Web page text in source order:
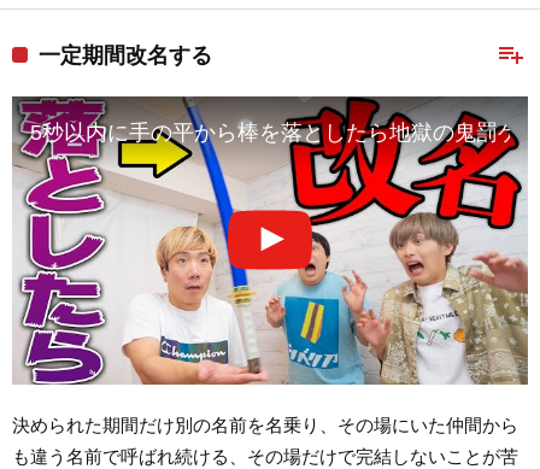
playlist_add
一定期間改名する
5秒以内に手の平から棒を落としたら地獄の鬼罰ゲ
決められた期間だけ別の名前を名乗り、その場にいた仲間から
も違う名前で呼ばれ続ける、その場だけで完結しないことが苦